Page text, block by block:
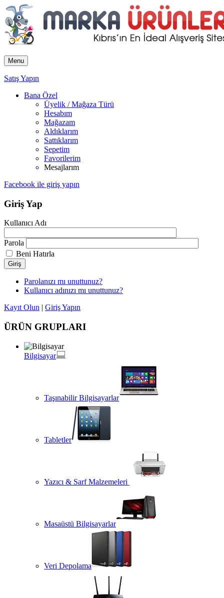
Menu
Satış Yapın
Bana Özel
Üyelik / Mağaza Türü
Hesabım
Mağazam
Aldıklarım
Sattıklarım
Sepetim
Favorilerim
Mesajlarım
Facebook ile giriş yapın
Giriş Yap
Kullanıcı Adı
Parola
Beni Hatırla
Giriş
Parolanızı mı unuttunuz?
Kullanıcı adınızı mı unuttunuz?
Kayıt Olun | Giriş Yapın
ÜRÜN GRUPLARI
Bilgisayar
Taşınabilir Bilgisayarlar
Tabletler
Yazıcı & Sarf Malzemeleri
Masaüstü Bilgisayarlar
Veri Depolama